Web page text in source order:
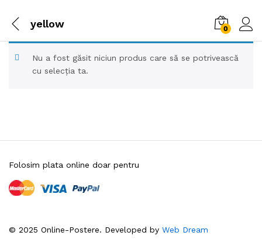
yellow 0
Nu a fost găsit niciun produs care să se potrivească
cu selecția ta.
© 2025 Online-Postere. Developed by Web Dream
Folosim plata online doar pentru